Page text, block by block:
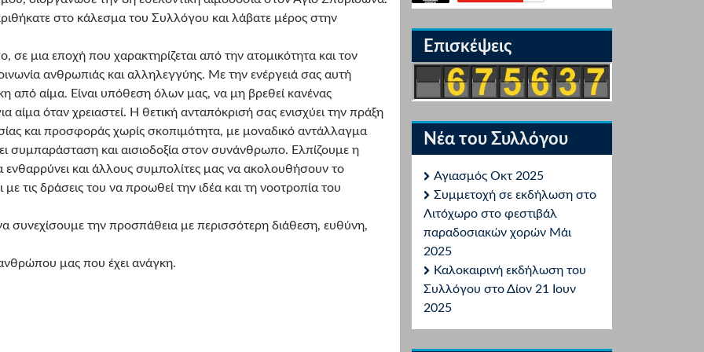
στο κάλεσμα του Συλλόγου και λάβατε μέρος στην
μια εποχή που χαρακτηρίζεται από την ατομικότητα και τον
ανθρωπιάς και αλληλεγγύης. Με την ενέργειά σας αυτή
από αίμα. Είναι υπόθεση όλων μας, να μη βρεθεί κανένας
όταν χρειαστεί. Η θετική ανταπόκρισή σας ενισχύει την πράξη
και προσφοράς χωρίς σκοπιμότητα, με μοναδικό αντάλλαγμα
συμπαράσταση και αισιοδοξία στον συνάνθρωπο. Ελπίζουμε η
ενθαρρύνει και άλλους συμπολίτες μας να ακολουθήσουν το
τις δράσεις του να προωθεί την ιδέα και τη νοοτροπία του
συνεχίσουμε την προσπάθεια με περισσότερη διάθεση, ευθύνη,
μας που έχει ανάγκη.
Επισκέψεις
Νέα του Συλλόγου
Αγιασμός Οκτ 2025
Συμμετοχή σε εκδήλωση στο
Λιτόχωρο στο φεστιβάλ
παραδοσιακών χορών Μάι
2025
Καλοκαιρινή εκδήλωση του
Συλλόγου στο Δίον 21 Ιουν
2025